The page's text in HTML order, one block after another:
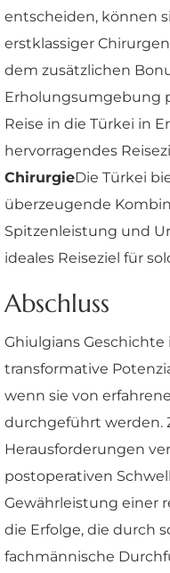
entscheiden, können
erstklassiger
dem zusätzlichen
Erholungsumgebung
Reise in die Türkei in
hervorragendes
ChirurgieDie Türkei
überzeugende
Spitzenleistung und
ideales Reiseziel für
Abschluss
Ghiulgians Geschichte
transformative
wenn sie von
durchgeführt werden.
Herausforderungen
postoperativen
Gewährleistung einer
die Erfolge, die durch
fachmännische